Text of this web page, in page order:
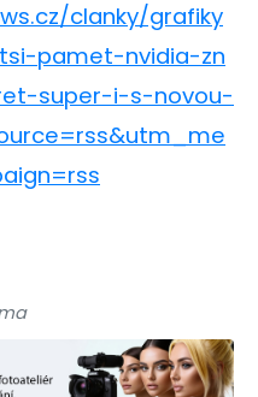
clanky/grafiky
pamet-nvidia-zn
super-i-s-novou-